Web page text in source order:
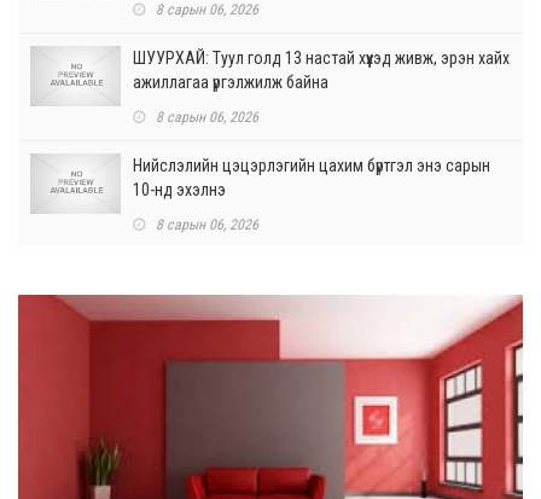
8 сарын 06, 2026
ШУУРХАЙ: Туул голд 13 настай хүүхэд живж, эрэн хайх
ажиллагаа үргэлжилж байна
8 сарын 06, 2026
Нийслэлийн цэцэрлэгийн цахим бүртгэл энэ сарын
10-нд эхэлнэ
8 сарын 06, 2026
барилгын ажлын нийт гүйцэтгэл 74.5 хув...
Нэгдүгээр ангид элсэгчдийн бүртгэлийг энэ сарын 17-
ноос E-Mongolia системээр зохи...
Өчигдөр согтуугаар тээврийн хэрэгсэл жолоодсон